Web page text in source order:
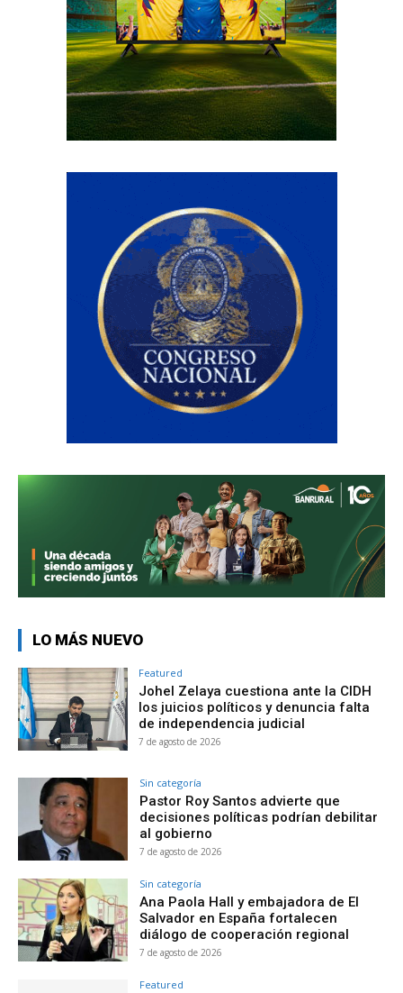
LO MÁS NUEVO
Featured
Johel Zelaya cuestiona ante la CIDH
los juicios políticos y denuncia falta
de independencia judicial
7 de agosto de 2026
Sin categoría
Pastor Roy Santos advierte que
decisiones políticas podrían debilitar
al gobierno
7 de agosto de 2026
Sin categoría
Ana Paola Hall y embajadora de El
Salvador en España fortalecen
diálogo de cooperación regional
7 de agosto de 2026
Featured